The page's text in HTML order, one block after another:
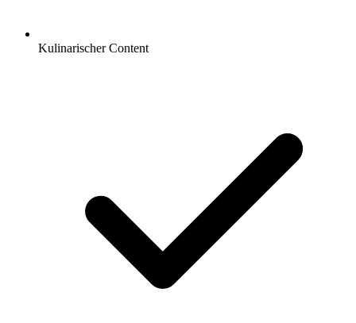
Kulinarischer Content